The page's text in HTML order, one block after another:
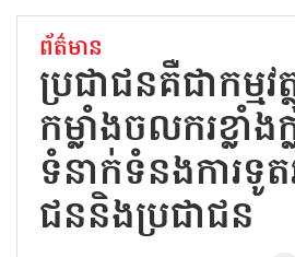
ព័ត៌មាន
ប្រជាជនគឺជាកម្មវ
កម្លាំងចលករខ្លាំង
ទំនាក់ទំនងការទូត
ជននិងប្រជាជន